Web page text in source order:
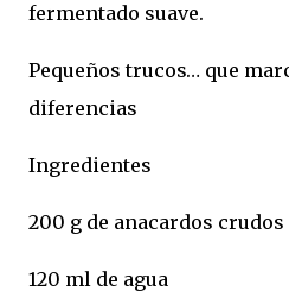
fermentado suave.
Pequeños trucos… que
diferencias
Ingredientes
200 g de anacardos
120 ml de agua